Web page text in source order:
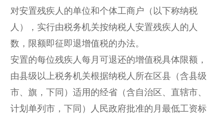
对安置残疾人的单位和个体工商户（以下称纳税
人），实行由税务机关按纳税人安置残疾人的人
数，限额即征即退增值税的办法。
安置的每位残疾人每月可退还的增值税具体限额，
由县级以上税务机关根据纳税人所在区县（含县级
市、旗，下同）适用的经省（含自治区、直辖市、
计划单列市，下同）人民政府批准的月最低工资标